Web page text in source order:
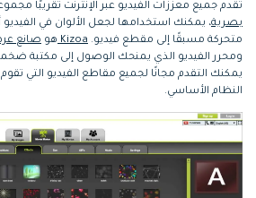
تقدم جميع معززات الفيديو عبر الإنترنت تقريبًا
بصرية، يمكنك استخدامها لجعل الألوان في الفيديو
متحركة مسبقًا إلى مقطع فيديو. Kizoa هو صانع
ومحرر الفيديو الذي يمنحك الوصول إلى مكتبة
يمكنك التقدم مجانًا لجميع مقاطع الفيديو التي
النظام الأساسي.